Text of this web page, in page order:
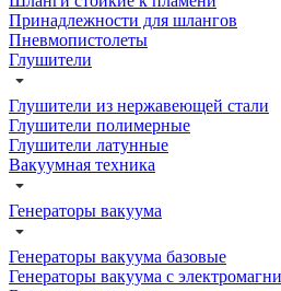
Принадлежности для шлангов
Пневмопистолеты
Глушители
Глушители из нержавеющей стали
Глушители полимерные
Глушители латунные
Вакуумная техника
Генераторы вакуума
Генераторы вакуума базовые
Генераторы вакуума с